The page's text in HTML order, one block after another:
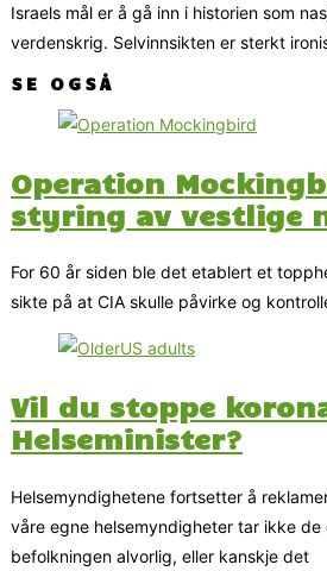
Israels mål er å gå inn i historien som
verdenskrig. Selvinnsikten er sterkt
SE OGSÅ
Operation
styring av vestlige
For 60 år siden ble det etablert et
sikte på at CIA skulle påvirke og
Vil du stoppe
Helseminister?
Helsemyndighetene fortsetter å
våre egne helsemyndigheter tar ikke
befolkningen alvorlig, eller kanskje det